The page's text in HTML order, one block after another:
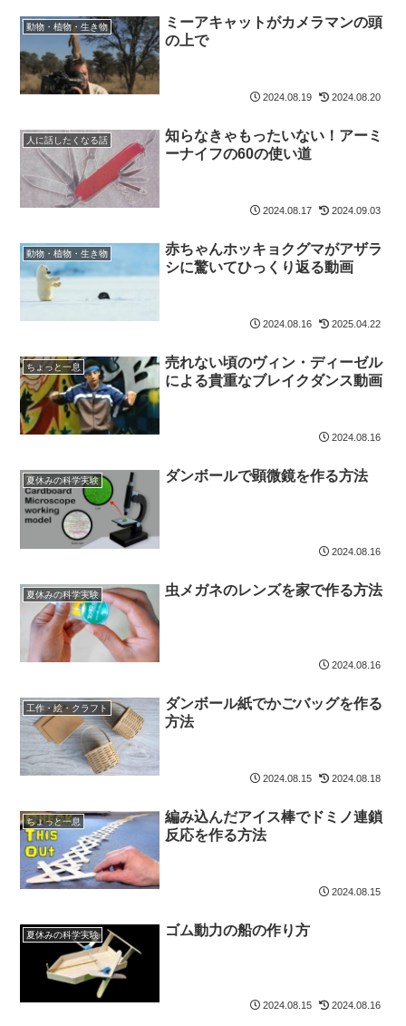
動物・植物・生き物
ミーアキャットがカメラマンの頭
の上で
2024.08.19 2024.08.20
人に話したくなる話
知らなきゃもったいない！アーミ
ーナイフの60の使い道
2024.08.17 2024.09.03
動物・植物・生き物
赤ちゃんホッキョクグマがアザラ
シに驚いてひっくり返る動画
2024.08.16 2025.04.22
ちょっと一息
売れない頃のヴィン・ディーゼル
による貴重なブレイクダンス動画
2024.08.16
夏休みの科学実験 ダンボールで顕微鏡を作る方法
2024.08.16
夏休みの科学実験 虫メガネのレンズを家で作る方法
2024.08.16
工作・絵・クラフト
ダンボール紙でかごバッグを作る
方法
2024.08.15 2024.08.18
ちょっと一息
編み込んだアイス棒でドミノ連鎖
反応を作る方法
2024.08.15
夏休みの科学実験 ゴム動力の船の作り方
2024.08.15 2024.08.16